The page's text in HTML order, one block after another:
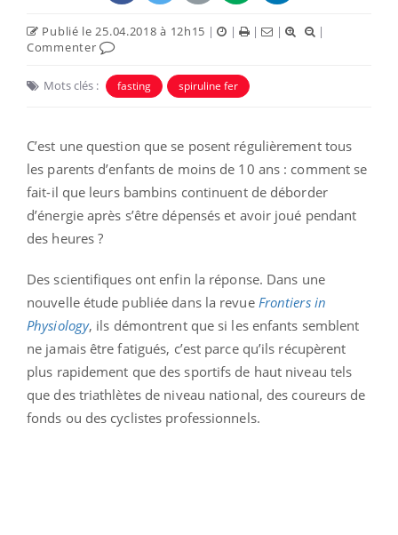
Publié le 25.04.2018 à 12h15 | | | |
|
Commenter
Mots clés : fasting spiruline fer
C’est une question que se posent régulièrement tous
les parents d’enfants de moins de 10 ans : comment se
fait-il que leurs bambins continuent de déborder
d’énergie après s’être dépensés et avoir joué pendant
des heures ?
Des scientifiques ont enfin la réponse. Dans une
nouvelle étude publiée dans la revue Frontiers in
Physiology, ils démontrent que si les enfants semblent
ne jamais être fatigués, c’est parce qu’ils récupèrent
plus rapidement que des sportifs de haut niveau tels
que des triathlètes de niveau national, des coureurs de
fonds ou des cyclistes professionnels.